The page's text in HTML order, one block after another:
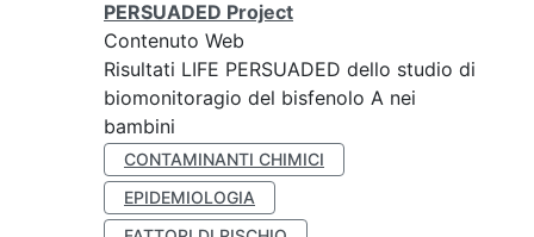
PERSUADED Project
Contenuto Web
Risultati LIFE PERSUADED dello studio di
biomonitoragio del bisfenolo A nei
bambini
CONTAMINANTI CHIMICI
EPIDEMIOLOGIA